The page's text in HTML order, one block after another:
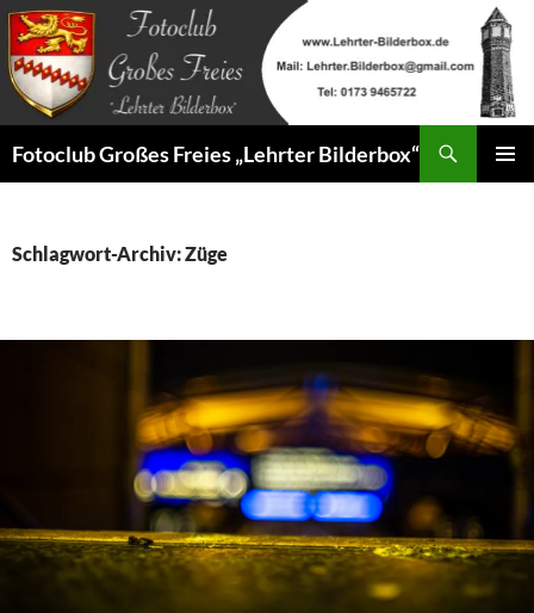
Zum
Inhalt
springen
Fotoclub Großes Freies „Lehrter Bilderbox“
Schlagwort-Archiv: Züge